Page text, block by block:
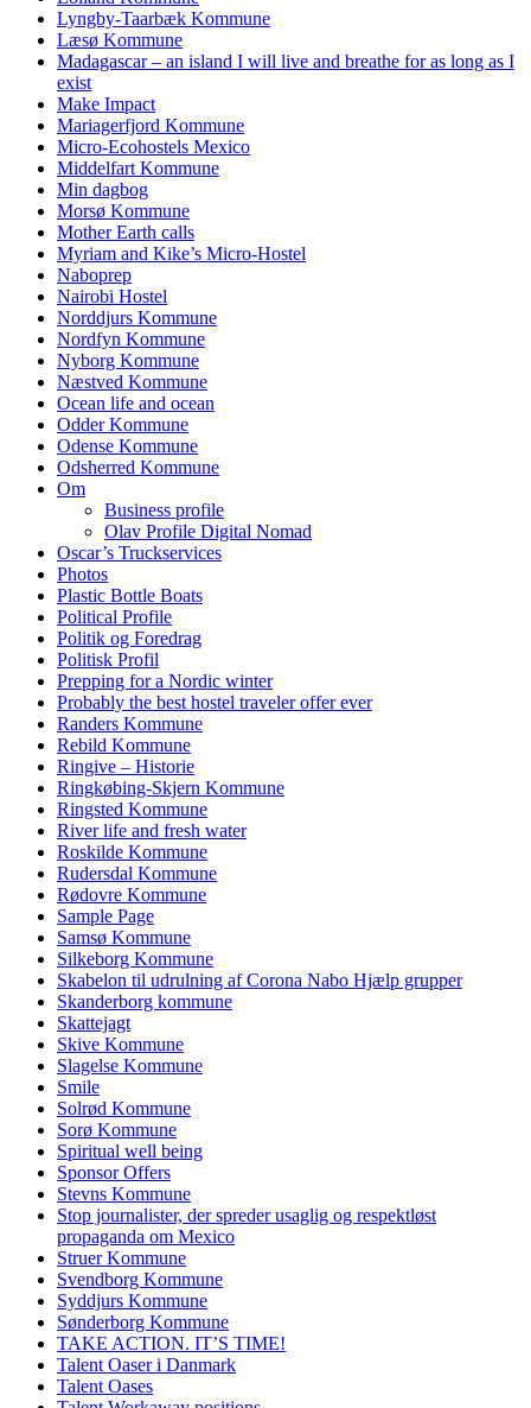
Lyngby-Taarbæk Kommune
Læsø Kommune
Madagascar – an island I will live and breathe for as long as I
exist
Make Impact
Mariagerfjord Kommune
Micro-Ecohostels Mexico
Middelfart Kommune
Min dagbog
Morsø Kommune
Mother Earth calls
Myriam and Kike’s Micro-Hostel
Naboprep
Nairobi Hostel
Norddjurs Kommune
Nordfyn Kommune
Nyborg Kommune
Næstved Kommune
Ocean life and ocean
Odder Kommune
Odense Kommune
Odsherred Kommune
Om
Business profile
Olav Profile Digital Nomad
Oscar’s Truckservices
Photos
Plastic Bottle Boats
Political Profile
Politik og Foredrag
Politisk Profil
Prepping for a Nordic winter
Probably the best hostel traveler offer ever
Randers Kommune
Rebild Kommune
Ringive – Historie
Ringkøbing-Skjern Kommune
Ringsted Kommune
River life and fresh water
Roskilde Kommune
Rudersdal Kommune
Rødovre Kommune
Sample Page
Samsø Kommune
Silkeborg Kommune
Skabelon til udrulning af Corona Nabo Hjælp grupper
Skanderborg kommune
Skattejagt
Skive Kommune
Slagelse Kommune
Smile
Solrød Kommune
Sorø Kommune
Spiritual well being
Sponsor Offers
Stevns Kommune
Stop journalister, der spreder usaglig og respektløst
propaganda om Mexico
Struer Kommune
Svendborg Kommune
Syddjurs Kommune
Sønderborg Kommune
TAKE ACTION. IT’S TIME!
Talent Oaser i Danmark
Talent Oases